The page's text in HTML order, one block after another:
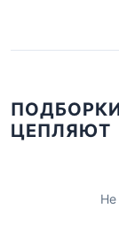
ЦЕПЛЯЮТ
Не